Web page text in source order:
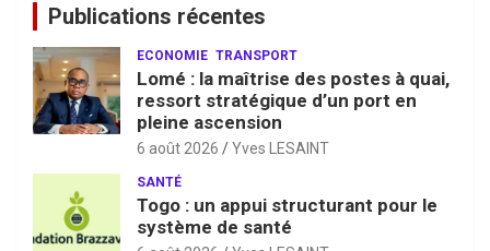
Publications récentes
ECONOMIE TRANSPORT
Lomé : la maîtrise des postes à quai,
ressort stratégique d’un port en
pleine ascension
6 août 2026 Yves LESAINT
SANTÉ
Togo : un appui structurant pour le
système de santé